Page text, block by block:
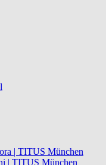
| TITUS München
| TITUS München